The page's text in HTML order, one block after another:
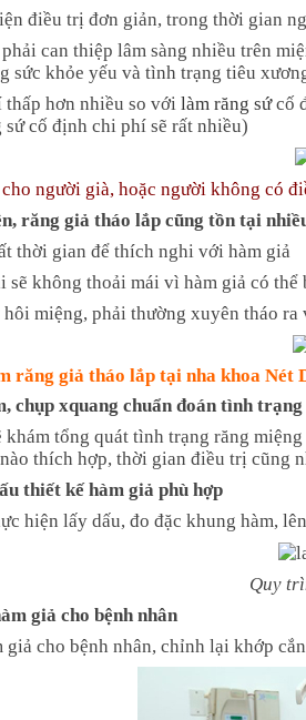
điều trị đơn giản, trong thời gian
can thiệp lâm sàng nhiều trên
sức khỏe yếu và tình trạng tiêu
thấp hơn nhiều so với làm răng sứ cố
sứ cố định chi phí sẽ rất nhiều)
người già, hoặc người không có
răng giả tháo lắp cũng tồn tại
thời gian để thích nghi với hàm giả
sẽ không thoải mái vì hàm giả có thể
hôi miệng, phải thường xuyên tháo ra
răng giả tháo lắp tại nha khoa Nét
chụp xquang chuẩn đoán tình
khám tổng quát tình trạng răng
thích hợp, thời gian điều trị cũng
thiết kế hàm giả phù hợp
hiện lấy dấu, đo đặc khung hàm,
Quy
giả cho bệnh nhân
giả cho bệnh nhân, chỉnh lại khớp